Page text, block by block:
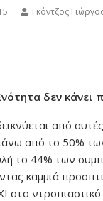
Γκόντζος
δεν κάνει
από αυτές
από το 50%
το 44% των
καμμιά
στο